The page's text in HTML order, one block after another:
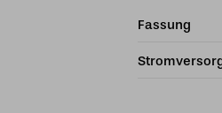
Fassung